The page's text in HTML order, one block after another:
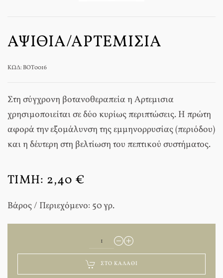
ΑΨΙΘΙΆ/ΑΡΤΕΜΙΣΊΑ
ΚΩΔ: BOT0016
Στη σύγχρονη βοτανοθεραπεία η Αρτεμισια
χρησιμοποιείται σε δύο κυρίως περιπτώσεις. Η πρώτη
αφορά την εξομάλυνση της εμμηνορρυσίας (περιόδου)
και η δέυτερη στη βελτίωση του πεπτικού συστήματος.
ΤΙΜΉ: 2,40 €
Βάρος / Περιεχόμενο: 50 γρ.
ΣΤΟ ΚΑΛΆΘΙ